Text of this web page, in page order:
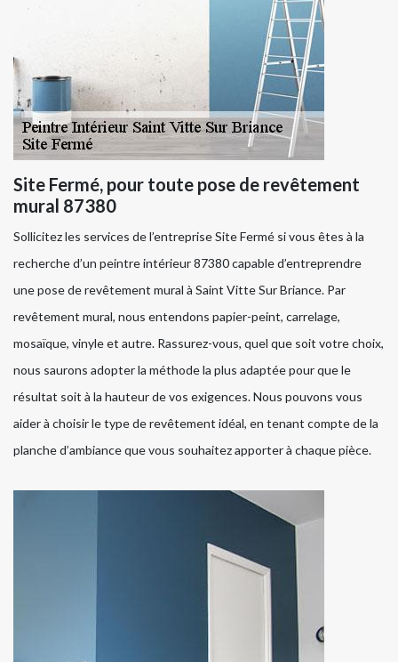
Site Fermé, pour toute pose de revêtement
mural 87380
Sollicitez les services de l’entreprise Site Fermé si vous êtes à la
recherche d’un peintre intérieur 87380 capable d’entreprendre
une pose de revêtement mural à Saint Vitte Sur Briance. Par
revêtement mural, nous entendons papier-peint, carrelage,
mosaïque, vinyle et autre. Rassurez-vous, quel que soit votre choix,
nous saurons adopter la méthode la plus adaptée pour que le
résultat soit à la hauteur de vos exigences. Nous pouvons vous
aider à choisir le type de revêtement idéal, en tenant compte de la
planche d’ambiance que vous souhaitez apporter à chaque pièce.